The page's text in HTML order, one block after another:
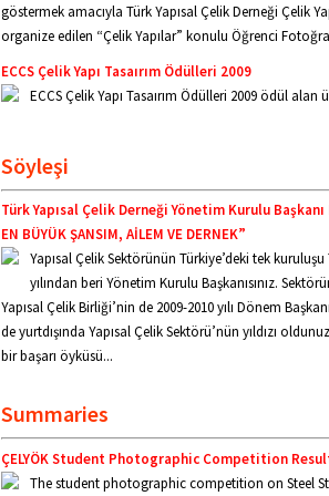
göstermek amacıyla Türk Yapısal Çelik Derneği Çelik
organize edilen “Çelik Yapılar” konulu Öğrenci
ECCS Çelik Yapı Tasaırım Ödülleri 2009
ECCS Çelik Yapı Tasaırım Ödülleri 2009 ödül alan
Söyleşi
Türk Yapısal Çelik Derneği Yönetim Kurulu Başkanı
EN BÜYÜK ŞANSIM, AİLEM VE DERNEK”
Yapısal Çelik Sektörünün Türkiye’deki tek kuruluşu
yılından beri Yönetim Kurulu Başkanısınız.
Yapısal Çelik Birliği’nin de 2009-2010 yılı Dönem
de yurtdışında Yapısal Çelik Sektörü’nün yıldızı
bir başarı öyküsü...
Summaries
ÇELYÖK Student Photographic Competition
The student photographic competition on Steel